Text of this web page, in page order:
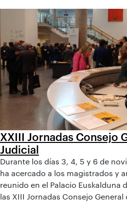
XXIII Jornadas Consejo
Judicial
Durante los días 3, 4, 5 y 6 de
ha acercado a los magistrados y
reunido en el Palacio Euskalduna
las XIII Jornadas Consejo General